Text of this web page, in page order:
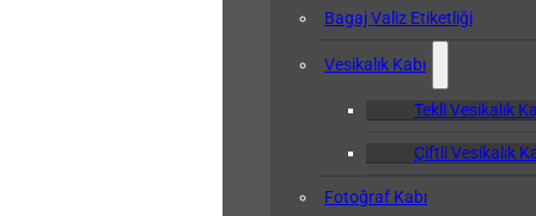
Bagaj Valiz Etiketliği
Vesikalık Kabı
Tekli Vesikalık
Çiftli Vesikalık
Fotoğraf Kabı